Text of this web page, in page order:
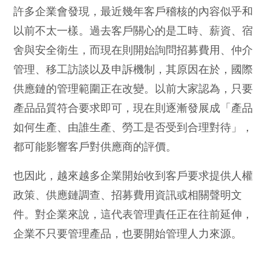
許多企業會發現，最近幾年客戶稽核的內容似乎和
以前不太一樣。過去客戶關心的是工時、薪資、宿
舍與安全衛生，而現在則開始詢問招募費用、仲介
管理、移工訪談以及申訴機制，其原因在於，國際
供應鏈的管理範圍正在改變。以前大家認為，只要
產品品質符合要求即可，現在則逐漸發展成「產品
如何生產、由誰生產、勞工是否受到合理對待」，
都可能影響客戶對供應商的評價。
也因此，越來越多企業開始收到客戶要求提供人權
政策、供應鏈調查、招募費用資訊或相關聲明文
件。對企業來說，這代表管理責任正在往前延伸，
企業不只要管理產品，也要開始管理人力來源。